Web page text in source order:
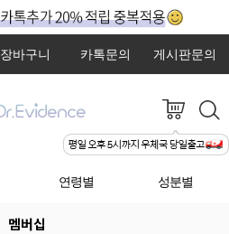
장바구니 카톡문의 게시판문의
연령별 성분별
멤버십